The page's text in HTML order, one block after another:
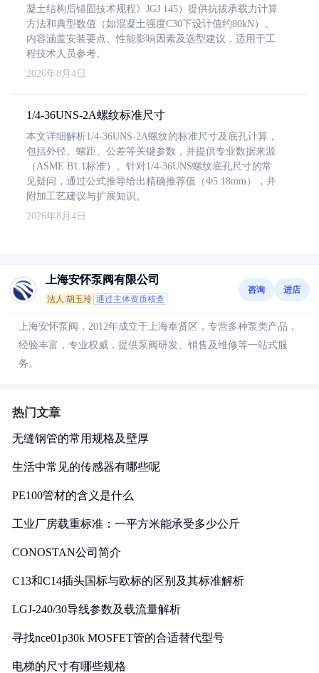
凝土结构后锚固技术规程》JGJ 145）提供抗拔承载力计算
方法和典型数值（如混凝土强度C30下设计值约80kN）。
内容涵盖安装要点、性能影响因素及选型建议，适用于工
程技术人员参考。
2026年8月4日
1/4-36UNS-2A螺纹标准尺寸
本文详细解析1/4-36UNS-2A螺纹的标准尺寸及底孔计算，
包括外径、螺距、公差等关键参数，并提供专业数据来源
（ASME B1.1标准）。针对1/4-36UNS螺纹底孔尺寸的常
见疑问，通过公式推导给出精确推荐值（Φ5.18mm），并
附加工艺建议与扩展知识。
2026年8月4日
上海安怀泵阀有限公司
法人:胡玉玲 通过主体资质核查
咨询 进店
上海安怀泵阀，2012年成立于上海奉贤区，专营多种泵类产品，
经验丰富，专业权威，提供泵阀研发、销售及维修等一站式服
务。
热门文章
无缝钢管的常用规格及壁厚
生活中常见的传感器有哪些呢
PE100管材的含义是什么
工业厂房载重标准：一平方米能承受多少公斤
CONOSTAN公司简介
C13和C14插头国标与欧标的区别及其标准解析
LGJ-240/30导线参数及载流量解析
寻找nce01p30k MOSFET管的合适替代型号
电梯的尺寸有哪些规格